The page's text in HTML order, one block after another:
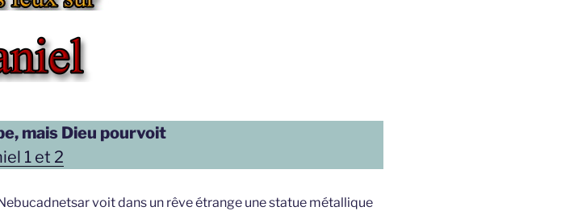
mais Dieu pourvoit
1 et 2
voit dans un rêve étrange une statue métallique